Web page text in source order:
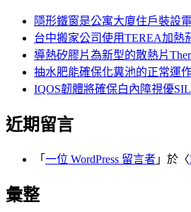
隱形鐵窗是公寓大廈住戶裝設
台中搬家公司使用TEREA加熱
導熱矽膠片為新型的散熱片
抽水肥能確保化糞池的正常運
IQOS韌體將確保白內障視優
近期留言
「 一位 WordPress 留言者 」於〈
彙整